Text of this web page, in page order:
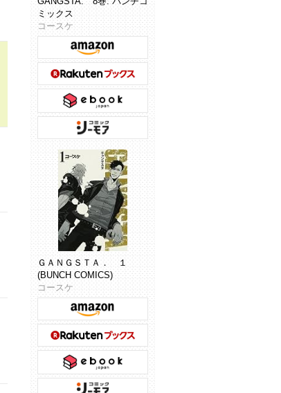
ミックス
コースケ
ＧＡＮＧＳＴＡ． １
(BUNCH COMICS)
コースケ